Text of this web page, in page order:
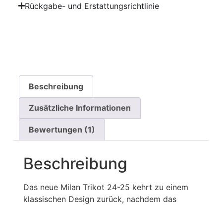
Rückgabe- und Erstattungsrichtlinie
Beschreibung
Zusätzliche Informationen
Bewertungen (1)
Beschreibung
Das neue Milan Trikot 24-25 kehrt zu einem
klassischen Design zurück, nachdem das